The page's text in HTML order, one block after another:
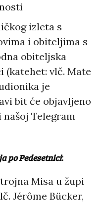
izleta s
i obiteljima s
obiteljska
(katehet: vlč. Mate
je
bit će objavljeno
Telegram
po Pedesetnici:
trojna Misa u župi
Jérôme Bücker,